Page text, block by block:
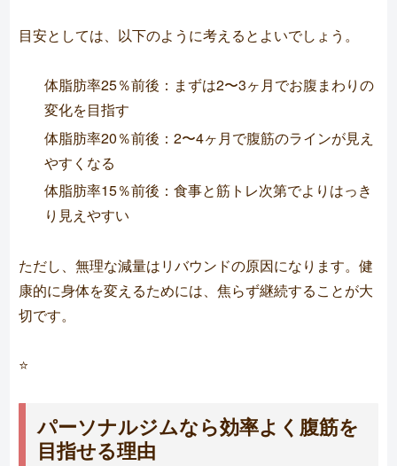
目安としては、以下のように考えるとよいでしょう。
体脂肪率25％前後：まずは2〜3ヶ月でお腹まわりの
変化を目指す
体脂肪率20％前後：2〜4ヶ月で腹筋のラインが見え
やすくなる
体脂肪率15％前後：食事と筋トレ次第でよりはっき
り見えやすい
ただし、無理な減量はリバウンドの原因になります。健
康的に身体を変えるためには、焦らず継続することが大
切です。
⭐️
パーソナルジムなら効率よく腹筋を
目指せる理由